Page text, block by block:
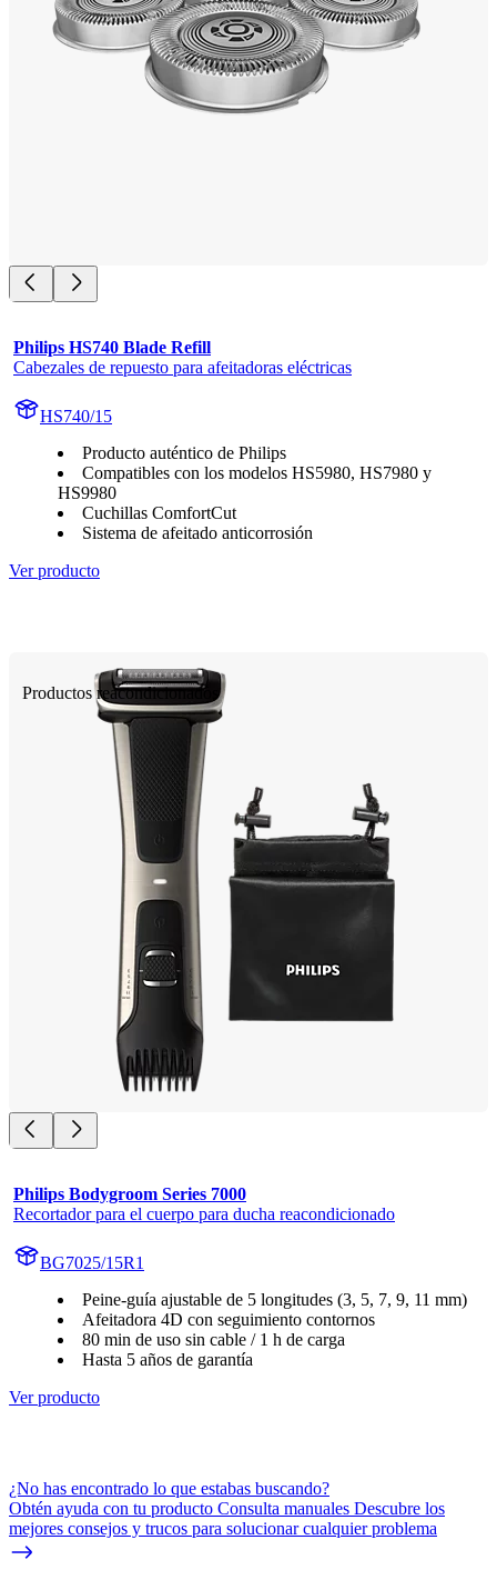
Philips HS740 Blade Refill
Cabezales de repuesto para afeitadoras eléctricas
HS740/15
Producto auténtico de Philips
Compatibles con los modelos HS5980, HS7980 y
HS9980
Cuchillas ComfortCut
Sistema de afeitado anticorrosión
Ver producto
Productos reacondicionados
Philips Bodygroom Series 7000
Recortador para el cuerpo para ducha reacondicionado
BG7025/15R1
Peine-guía ajustable de 5 longitudes (3, 5, 7, 9, 11 mm)
Afeitadora 4D con seguimiento contornos
80 min de uso sin cable / 1 h de carga
Hasta 5 años de garantía
Ver producto
¿No has encontrado lo que estabas buscando?
Obtén ayuda con tu producto Consulta manuales Descubre los
mejores consejos y trucos para solucionar cualquier problema